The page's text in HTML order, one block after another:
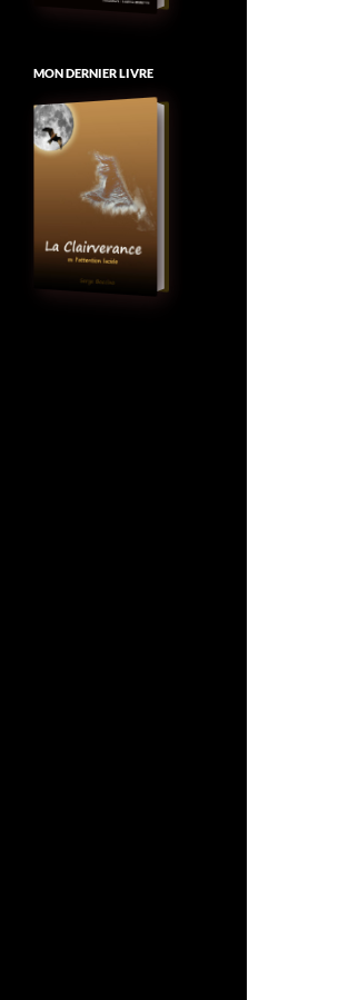
MON DERNIER LIVRE